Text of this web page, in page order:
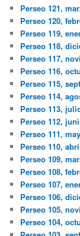
Perseo 121,
Perseo 120,
Perseo 119,
Perseo 118,
Perseo 117,
Perseo 116,
Perseo 115,
Perseo 114,
Perseo 113,
Perseo 112,
Perseo 111,
Perseo 110,
Perseo 109,
Perseo 108,
Perseo 107,
Perseo 106,
Perseo 105,
Perseo 104,